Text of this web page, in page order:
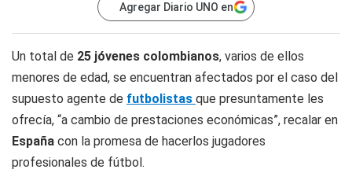
Agregar Diario UNO en
Un total de 25 jóvenes colombianos, varios de ellos
menores de edad, se encuentran afectados por el caso del
supuesto agente de futbolistas que presuntamente les
ofrecía, “a cambio de prestaciones económicas”, recalar en
España con la promesa de hacerlos jugadores
profesionales de fútbol.